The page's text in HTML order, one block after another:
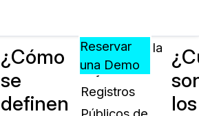
APRENDA,
CONECTE
CREZCA
CON
Eventos
Reservar
una Demo
¿Cómo
se
definen
En virtud de la
Ley de
Registros
los